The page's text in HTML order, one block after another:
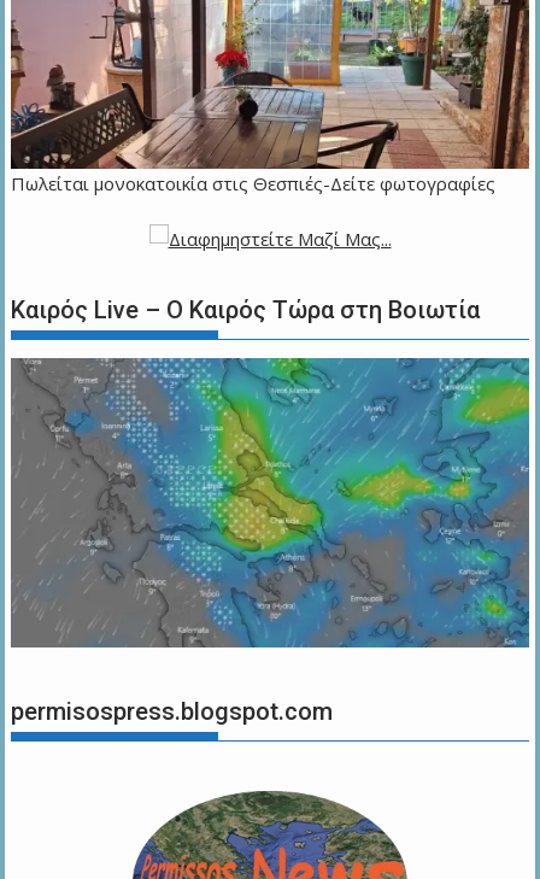
Πωλείται μονοκατοικία στις Θεσπιές-Δείτε φωτογραφίες
Καιρός Live – Ο Καιρός Τώρα στη Βοιωτία
permisospress.blogspot.com